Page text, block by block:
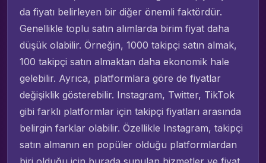
da fiyatı belirleyen bir diğer önemli faktördür.
Genellikle toplu satın alımlarda birim fiyat daha
düşük olabilir. Örneğin, 1000 takipçi satın almak,
100 takipçi satın almaktan daha ekonomik hale
gelebilir. Ayrıca, platformlara göre de fiyatlar
değişiklik gösterebilir. Instagram, Twitter, TikTok
gibi farklı platformlar için takipçi fiyatları arasında
belirgin farklar olabilir. Özellikle Instagram, takipçi
satın almanın en popüler olduğu platformlardan